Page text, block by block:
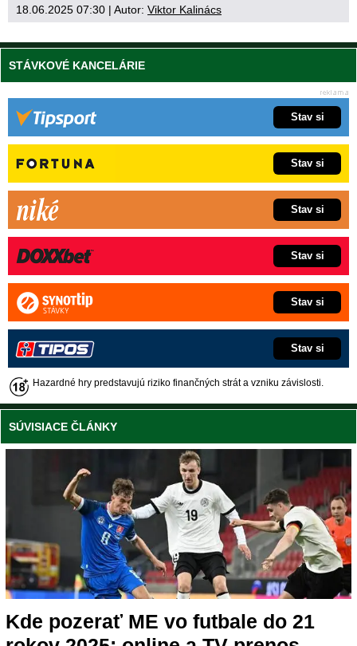
18.06.2025 07:30 | Autor: Viktor Kalinács
STÁVKOVÉ KANCELÁRIE
Stav si
Stav si
Stav si
Stav si
Stav si
Stav si
Hazardné hry predstavujú riziko finančných strát a vzniku závislosti.
SÚVISIACE ČLÁNKY
Kde pozerať ME vo futbale do 21